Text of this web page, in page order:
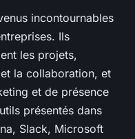
incontournables
Ils
les projets,
la collaboration, et
et de présence
présentés dans
Slack, Microsoft